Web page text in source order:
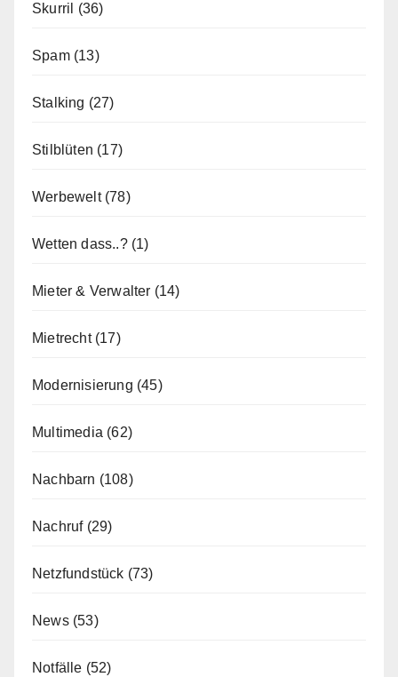
Skurril (36)
Spam(13)
Stalking (27)
Stilblüten (17)
Werbewelt(78)
Wetten dass..?(1)
Mieter & Verwalter (14)
Mietrecht(17)
Modernisierung (45)
Multimedia (62)
Nachbarn (108)
Nachruf(29)
Netzfundstück (73)
News(53)
Notfälle (52)